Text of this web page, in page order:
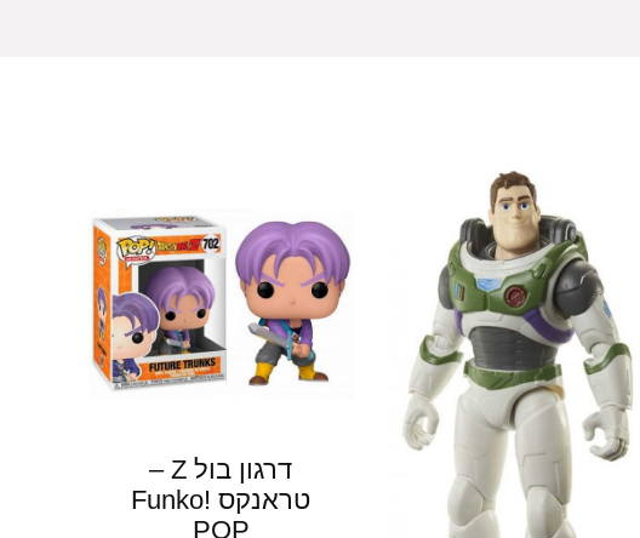
דרגון בול Z –
טראנקס !Funko
POP